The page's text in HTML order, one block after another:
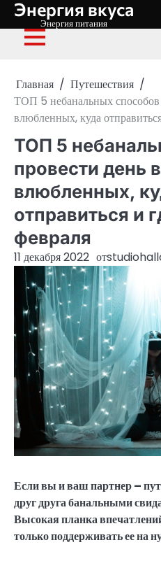
Перейти
содержимому
Энергия вкуса
Энергия питания
Главная
Путешествия
ТОП 5 небанальных способов
влюбленных, куда
ТОП 5
провести день
влюбленных,
отправиться и
февраля
11 декабря 2022 от
Если вы и ваш партнер –
друг друга банальными
Высокая планка
только поддерживать ее на